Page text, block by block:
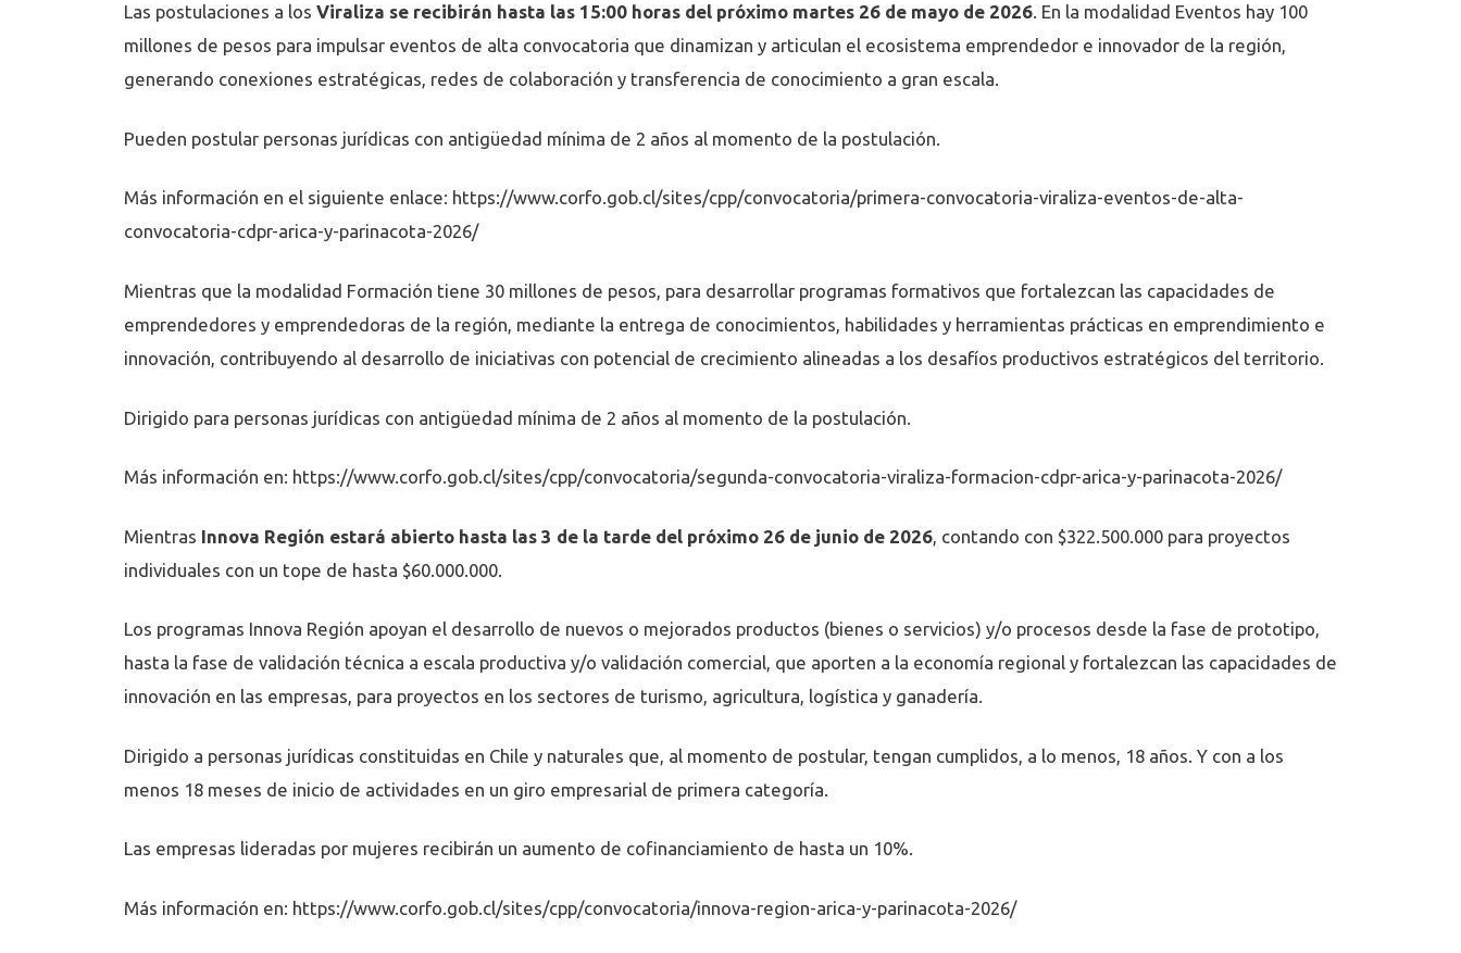
Las postulaciones a los Viraliza se recibirán hasta las 15:00 horas del próximo martes 26 de mayo de 2026. En la modalidad Eventos hay 100
millones de pesos para impulsar eventos de alta convocatoria que dinamizan y articulan el ecosistema emprendedor e innovador de la región,
generando conexiones estratégicas, redes de colaboración y transferencia de conocimiento a gran escala.
Pueden postular personas jurídicas con antigüedad mínima de 2 años al momento de la postulación.
Más información en el siguiente enlace: https://www.corfo.gob.cl/sites/cpp/convocatoria/primera-convocatoria-viraliza-eventos-de-alta-
convocatoria-cdpr-arica-y-parinacota-2026/
Mientras que la modalidad Formación tiene 30 millones de pesos, para desarrollar programas formativos que fortalezcan las capacidades de
emprendedores y emprendedoras de la región, mediante la entrega de conocimientos, habilidades y herramientas prácticas en emprendimiento e
innovación, contribuyendo al desarrollo de iniciativas con potencial de crecimiento alineadas a los desafíos productivos estratégicos del territorio.
Dirigido para personas jurídicas con antigüedad mínima de 2 años al momento de la postulación.
Más información en: https://www.corfo.gob.cl/sites/cpp/convocatoria/segunda-convocatoria-viraliza-formacion-cdpr-arica-y-parinacota-2026/
Mientras Innova Región estará abierto hasta las 3 de la tarde del próximo 26 de junio de 2026 , contando con $322.500.000 para proyectos
individuales con un tope de hasta $60.000.000.
Los programas Innova Región apoyan el desarrollo de nuevos o mejorados productos (bienes o servicios) y/o procesos desde la fase de prototipo,
hasta la fase de validación técnica a escala productiva y/o validación comercial, que aporten a la economía regional y fortalezcan las capacidades de
innovación en las empresas, para proyectos en los sectores de turismo, agricultura, logística y ganadería.
Dirigido a personas jurídicas constituidas en Chile y naturales que, al momento de postular, tengan cumplidos, a lo menos, 18 años. Y con a los
menos 18 meses de inicio de actividades en un giro empresarial de primera categoría.
Las empresas lideradas por mujeres recibirán un aumento de cofinanciamiento de hasta un 10%.
Más información en: https://www.corfo.gob.cl/sites/cpp/convocatoria/innova-region-arica-y-parinacota-2026/